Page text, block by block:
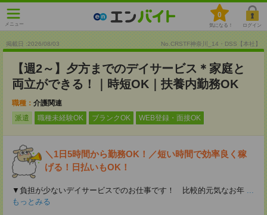
メニュー
0
気になる！ ログイン
掲載日 :2026/08/03 No.CRSTF神奈川_14・DSS【本社】
【週2～】夕方までのデイサービス＊家庭と
両立ができる！｜時短OK｜扶養内勤務OK
職種： 介護関連
派遣
職種未経験OK ブランクOK WEB登録・面接OK
＼1日5時間から勤務OK！／短い時間で効率良く稼
げる！日払いもOK！
▼負担が少ないデイサービスでのお仕事です！ 比較的元気なお年 ...
もっとみる